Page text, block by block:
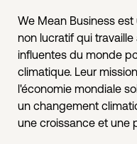
We Mean Business
non lucratif qui
influentes du monde
climatique. Leur
l'économie mondiale
un changement
une croissance et une